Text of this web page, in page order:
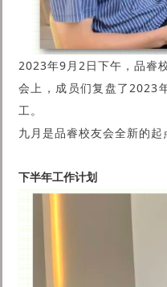
2023年9月2日下午，品睿
会上，成员们复盘了2023
工。
九月是品睿校友会全新的
下半年工作计划